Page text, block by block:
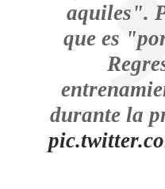
aquiles".
que es
durante la